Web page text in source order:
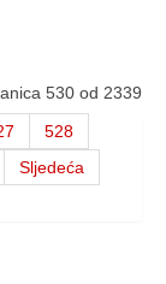
530 od 2339
528
Sljedeća